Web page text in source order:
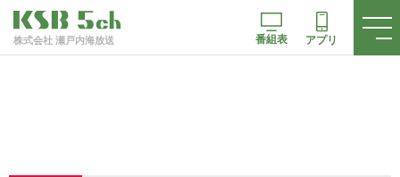
株式会社 瀬戸内海放送 番組表 アプリ